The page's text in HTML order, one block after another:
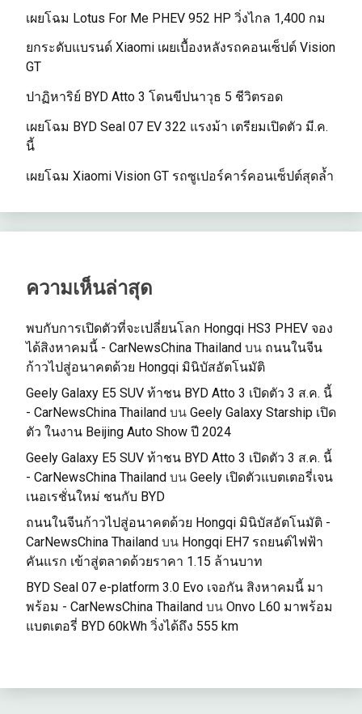
เผยโฉม Lotus For Me PHEV 952 HP วิ่งไกล 1,400 กม
ยกระดับแบรนด์ Xiaomi เผยเบื้องหลังรถคอนเซ็ปต์ Vision
GT
ปาฏิหาริย์ BYD Atto 3 โดนขีปนาวุธ 5 ชีวิตรอด
เผยโฉม BYD Seal 07 EV 322 แรงม้า เตรียมเปิดตัว มี.ค.
นี้
เผยโฉม Xiaomi Vision GT รถซูเปอร์คาร์คอนเซ็ปต์สุดล้ำ
ความเห็นล่าสุด
พบกับการเปิดตัวที่จะเปลี่ยนโลก Hongqi HS3 PHEV จอง
ได้สิงหาคมนี้ - CarNewsChina Thailand บน ถนนในจีน
ก้าวไปสู่อนาคตด้วย Hongqi มินิบัสอัตโนมัติ
Geely Galaxy E5 SUV ท้าชน BYD Atto 3 เปิดตัว 3 ส.ค. นี้
- CarNewsChina Thailand บน Geely Galaxy Starship เปิด
ตัว ในงาน Beijing Auto Show ปี 2024
Geely Galaxy E5 SUV ท้าชน BYD Atto 3 เปิดตัว 3 ส.ค. นี้
- CarNewsChina Thailand บน Geely เปิดตัวแบตเตอรี่เจน
เนอเรชั่นใหม่ ชนกับ BYD
ถนนในจีนก้าวไปสู่อนาคตด้วย Hongqi มินิบัสอัตโนมัติ -
CarNewsChina Thailand บน Hongqi EH7 รถยนต์ไฟฟ้า
คันแรก เข้าสู่ตลาดด้วยราคา 1.15 ล้านบาท
BYD Seal 07 e-platform 3.0 Evo เจอกัน สิงหาคมนี้ มา
พร้อม - CarNewsChina Thailand บน Onvo L60 มาพร้อม
แบตเตอรี่ BYD 60kWh วิ่งได้ถึง 555 km